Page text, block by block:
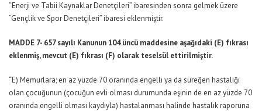
“Enerji ve Tabii Kaynaklar Denetçileri” ibaresinden sonra gelmek üzere
“Gençlik ve Spor Denetçileri” ibaresi eklenmiştir.
MADDE 7- 657 sayılı Kanunun 104 üncü maddesine aşağıdaki (E) fıkrası
eklenmiş, mevcut (E) fıkrası (F) olarak teselsül ettirilmiştir.
“E) Memurlara; en az yüzde 70 oranında engelli ya da süreğen hastalığı
olan çocuğunun (çocuğun evli olması durumunda eşinin de en az yüzde 70
oranında engelli olması kaydıyla) hastalanması halinde hastalık raporuna